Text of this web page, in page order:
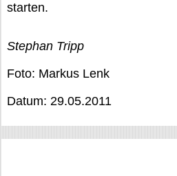
starten.
Stephan Tripp
Foto: Markus Lenk
Datum: 29.05.2011